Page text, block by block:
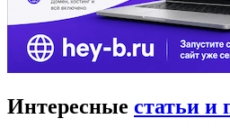
Интересные статьи и